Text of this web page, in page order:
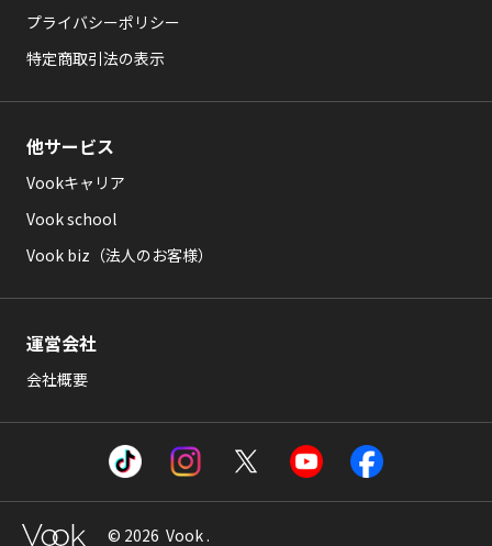
プライバシーポリシー
特定商取引法の表示
他サービス
Vookキャリア
Vook school
Vook biz（法人のお客様）
運営会社
会社概要
© 2026 Vook .